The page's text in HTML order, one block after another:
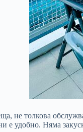
не толкова
е удобно. Няма